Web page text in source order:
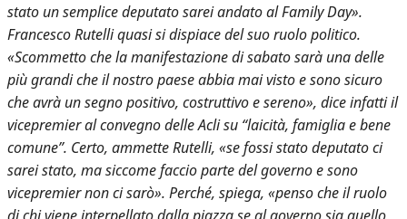
stato un semplice deputato sarei andato al Family Day».
Francesco Rutelli quasi si dispiace del suo ruolo politico.
«Scommetto che la manifestazione di sabato sarà una delle
più grandi che il nostro paese abbia mai visto e sono sicuro
che avrà un segno positivo, costruttivo e sereno», dice infatti il
vicepremier al convegno delle Acli su “laicità, famiglia e bene
comune”. Certo, ammette Rutelli, «se fossi stato deputato ci
sarei stato, ma siccome faccio parte del governo e sono
vicepremier non ci sarò». Perché, spiega, «penso che il ruolo